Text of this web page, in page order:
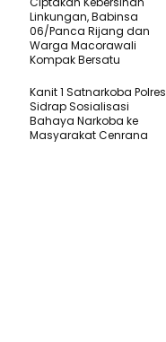
Linkungan, Babinsa
06/Panca Rijang dan
Warga Macorawali
Kompak Bersatu
Kanit 1 Satnarkoba Polres
Sidrap Sosialisasi
Bahaya Narkoba ke
Masyarakat Cenrana